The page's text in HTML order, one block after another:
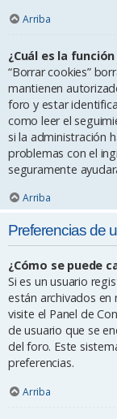
Arriba
¿Cuál es la
“Borrar cookies”
mantienen
foro y estar
como leer el
si la administración
problemas con el
seguramente
Arriba
Preferencias de
¿Cómo se puede
Si es un usuario
están archivados
visite el Panel de
de usuario que se
del foro. Este
preferencias.
Arriba